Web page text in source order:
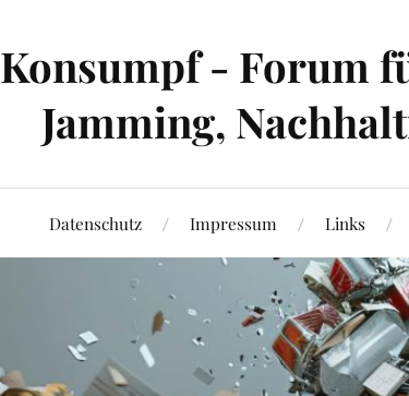
Konsumpf - Forum
Jamming,
Datenschutz Impressum Links